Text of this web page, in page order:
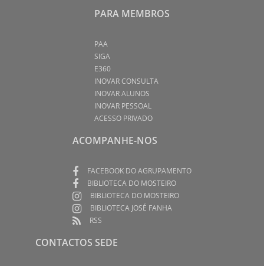
PARA MEMBROS
PAA
SIGA
E360
INOVAR CONSULTA
INOVAR ALUNOS
INOVAR PESSOAL
ACESSO PRIVADO
ACOMPANHE-NOS
FACEBOOK DO AGRUPAMENTO
BIBLIOTECA DO MOSTEIRO
BIBLIOTECA DO MOSTEIRO
BIBLIOTECA JOSÉ FANHA
RSS
CONTACTOS SEDE